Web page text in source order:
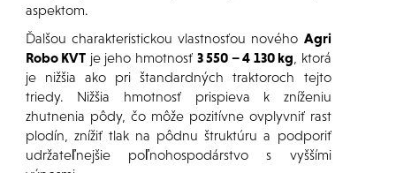
aspektom.
Ďalšou charakteristickou vlastnosťou nového Agri
Robo KVT je jeho hmotnosť 3 550 – 4 130 kg , ktorá
je nižšia ako pri štandardných traktoroch tejto
triedy. Nižšia hmotnosť prispieva k zníženiu
zhutnenia pôdy, čo môže pozitívne ovplyvniť rast
plodín, znížiť tlak na pôdnu štruktúru a podporiť
udržateľnejšie poľnohospodárstvo s vyššími